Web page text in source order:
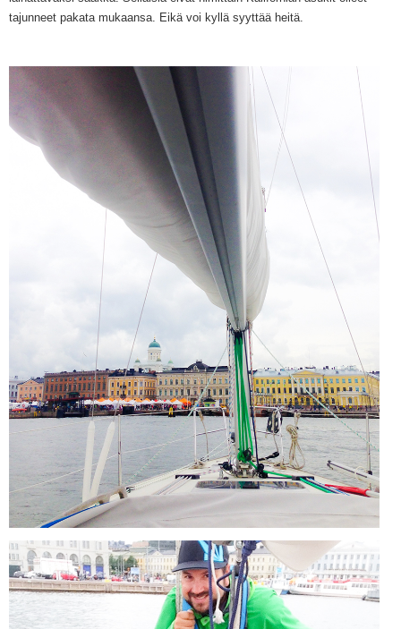
tajunneet pakata mukaansa. Eikä voi kyllä syyttää heitä.